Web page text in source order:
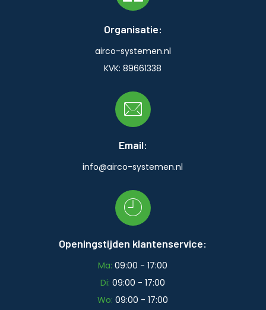
Organisatie:
airco-systemen.nl
KVK: 89661338
Email:
info@airco-systemen.nl
Openingstijden klantenservice:
Ma:09:00 - 17:00
Di:09:00 - 17:00
Wo:09:00 - 17:00